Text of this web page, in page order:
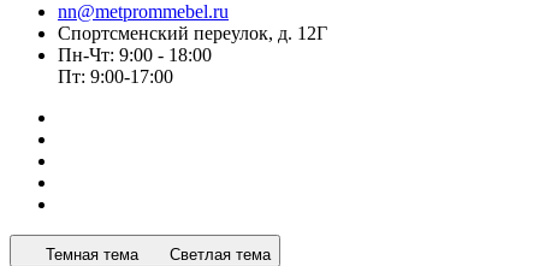
nn@metprommebel.ru
Спортсменский переулок, д. 12Г
Пн-Чт: 9:00 - 18:00
Пт: 9:00-17:00
Темная тема Светлая тема